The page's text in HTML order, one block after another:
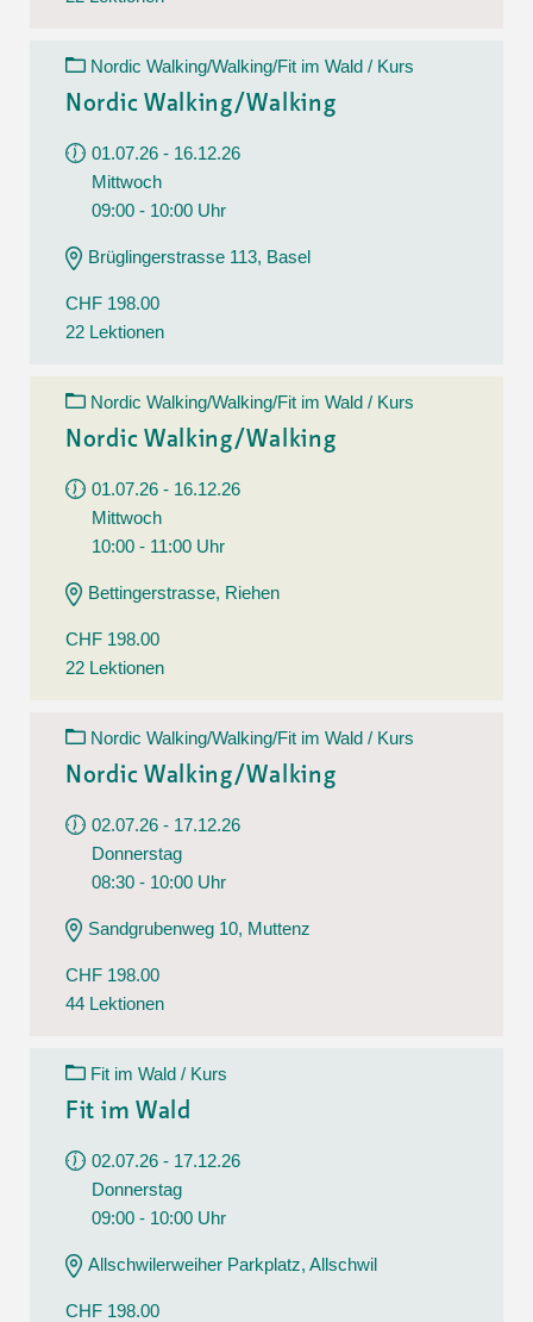
Nordic Walking/Walking/Fit im Wald / Kurs
Nordic Walking/Walking
01.07.26 - 16.12.26
Mittwoch
09:00 - 10:00 Uhr
Brüglingerstrasse 113, Basel
CHF 198.00
22 Lektionen
Nordic Walking/Walking/Fit im Wald / Kurs
Nordic Walking/Walking
01.07.26 - 16.12.26
Mittwoch
10:00 - 11:00 Uhr
Bettingerstrasse, Riehen
CHF 198.00
22 Lektionen
Nordic Walking/Walking/Fit im Wald / Kurs
Nordic Walking/Walking
02.07.26 - 17.12.26
Donnerstag
08:30 - 10:00 Uhr
Sandgrubenweg 10, Muttenz
CHF 198.00
44 Lektionen
Fit im Wald / Kurs
Fit im Wald
02.07.26 - 17.12.26
Donnerstag
09:00 - 10:00 Uhr
Allschwilerweiher Parkplatz, Allschwil
CHF 198.00